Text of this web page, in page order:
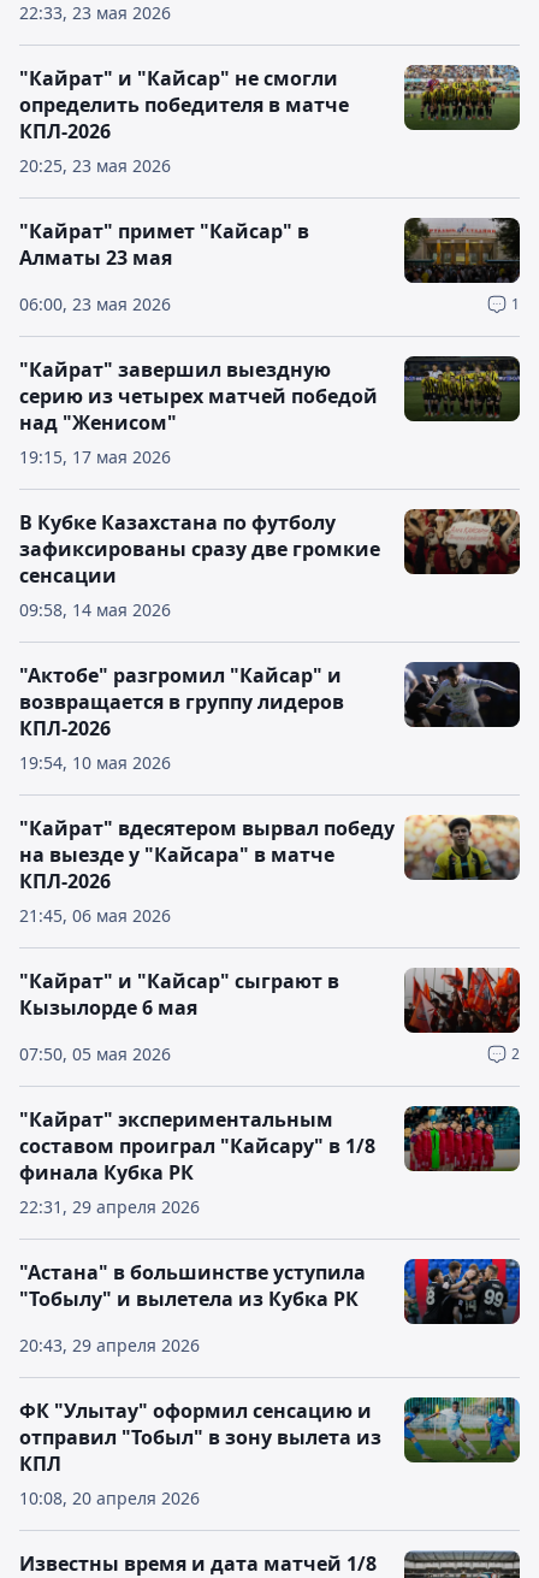
22:33, 23 мая 2026
20:25, 23 мая 2026
"Кайрат" и "Кайсар" не смогли
определить победителя в матче
КПЛ-2026
06:00, 23 мая 2026 1
"Кайрат" примет "Кайсар" в
Алматы 23 мая
19:15, 17 мая 2026
"Кайрат" завершил выездную
серию из четырех матчей победой
над "Женисом"
09:58, 14 мая 2026
В Кубке Казахстана по футболу
зафиксированы сразу две громкие
сенсации
19:54, 10 мая 2026
"Актобе" разгромил "Кайсар" и
возвращается в группу лидеров
КПЛ-2026
21:45, 06 мая 2026
"Кайрат" вдесятером вырвал победу
на выезде у "Кайсара" в матче
КПЛ-2026
07:50, 05 мая 2026 2
"Кайрат" и "Кайсар" сыграют в
Кызылорде 6 мая
22:31, 29 апреля 2026
"Кайрат" экспериментальным
составом проиграл "Кайсару" в 1/8
финала Кубка РК
20:43, 29 апреля 2026
"Астана" в большинстве уступила
"Тобылу" и вылетела из Кубка РК
10:08, 20 апреля 2026
ФК "Улытау" оформил сенсацию и
отправил "Тобыл" в зону вылета из
КПЛ
Известны время и дата матчей 1/8